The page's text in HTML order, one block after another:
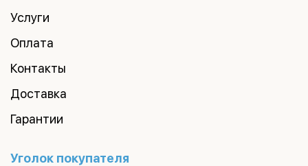
Услуги
Оплата
Контакты
Доставка
Гарантии
Уголок покупателя